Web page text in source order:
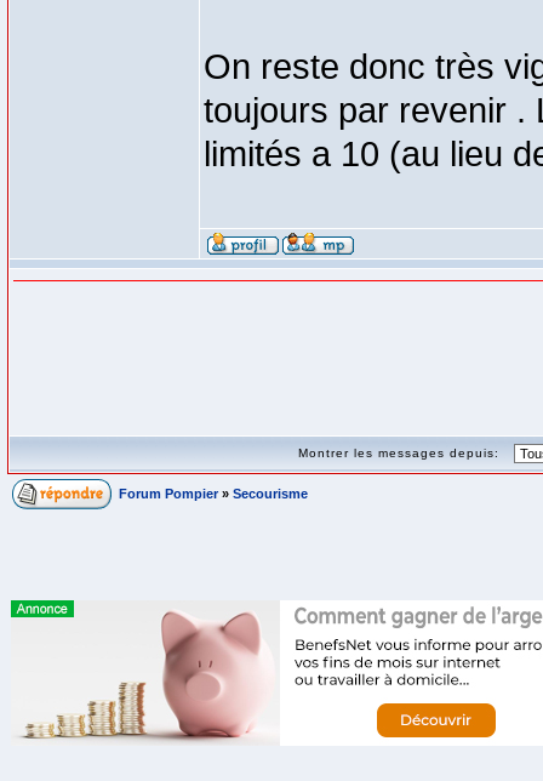
On reste donc très
toujours par revenir .
limités a 10 (au lieu
Montrer les messages depuis:
Forum Pompier » Secourisme